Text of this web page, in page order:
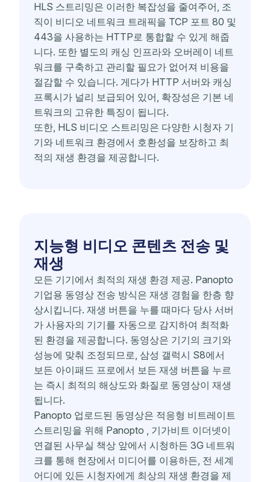
HLS 스트리밍은 이러한 복잡성을 줄여주어, 조
직이 비디오 네트워크 트래픽을 TCP 포트 80 및
443을 사용하는 HTTP로 통합할 수 있게 해줍
니다. 또한 별도의 캐싱 인프라와 오버레이 네트
워크를 구축하고 관리할 필요가 없어져 비용을
절감할 수 있습니다. 게다가 HTTP 서버와 캐싱
프록시가 널리 보급되어 있어, 확장성은 기본 네
트워크의 고유한 특징이 됩니다.
또한, HLS 비디오 스트리밍은 다양한 시청자 기
기와 네트워크 환경에서 호환성을 보장하고 최
적의 재생 환경을 제공합니다.
지능형 비디오 콘텐츠 전송 및
재생
모든 기기에서 최적의 재생 환경 제공. Panopto
기업용 동영상 전송 방식은 재생 경험을 한층 향
상시킵니다. 재생 버튼을 누를 때마다 당사 서버
가 사용자의 기기를 자동으로 감지하여 최적화
된 환경을 제공합니다. 동영상은 기기의 크기와
성능에 맞춰 조정되므로, 삼성 갤럭시 S8에서
보든 아이패드 프로에서 보든 재생 버튼을 누르
는 즉시 최적의 해상도와 화질로 동영상이 재생
됩니다.
Panopto 업로드된 동영상은 적응형 비트레이트
스트리밍을 위해 Panopto , 기가비트 이더넷이
연결된 사무실 책상 앞에서 시청하든 3G 네트워
크를 통해 현장에서 미디어를 이용하든, 전 세계
어디에 있든 시청자에게 최상의 재생 환경을 제